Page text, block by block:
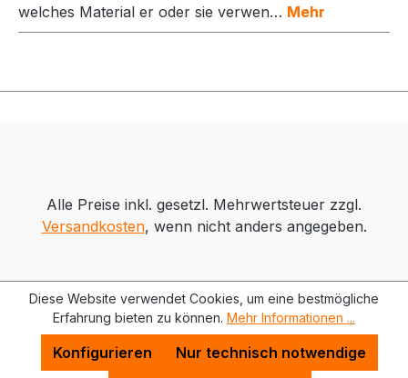
welches Material er oder sie verwen… Mehr
Alle Preise inkl. gesetzl. Mehrwertsteuer zzgl.
Versandkosten, wenn nicht anders angegeben.
Diese Website verwendet Cookies, um eine bestmögliche
Erfahrung bieten zu können. Mehr Informationen ...
Nur technisch notwendige
Konfigurieren